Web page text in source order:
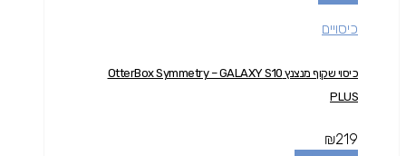
כיסויים
כיסוי שקוף מנצנץ OtterBox Symmetry – GALAXY S10
PLUS
₪219